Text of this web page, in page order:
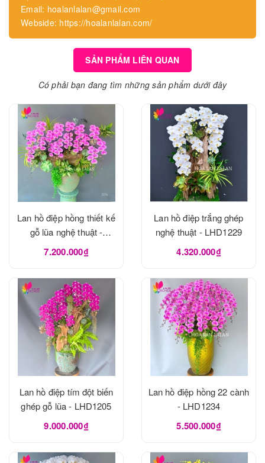
Email: hoalanlalan@gmail.com
Webside: https://hoalanlalan.com/
SẢN PHẨM LIÊN QUAN
Có phải bạn đang tìm những sản phẩm dưới đây
Lan hồ điệp hồng thiết kế
gỗ lũa nghệ thuật -
LHD1273
7.200.000₫
Lan hồ điệp trắng ghép
nghệ thuật - LHD1229
4.320.000₫
Lan hồ điệp tím đột biến
ghép gỗ lũa - LHD1205
9.000.000₫
Lan hồ điệp hồng 22 cành
- LHD1234
5.500.000₫